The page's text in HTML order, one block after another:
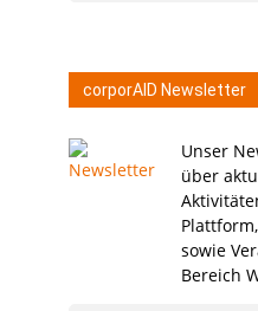
corporAID Newsletter
Unser
über
sowie
Bereich